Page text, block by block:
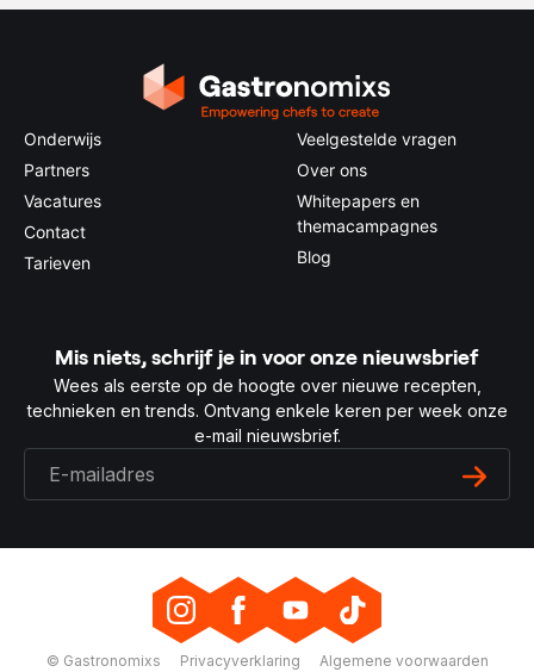
Onderwijs
Partners
Vacatures
Contact
Tarieven
Veelgestelde vragen
Over ons
Whitepapers en
themacampagnes
Blog
Mis niets, schrijf je in voor onze nieuwsbrief
Wees als eerste op de hoogte over nieuwe recepten,
technieken en trends. Ontvang enkele keren per week onze
e-mail nieuwsbrief.
© Gastronomixs Privacyverklaring Algemene voorwaarden